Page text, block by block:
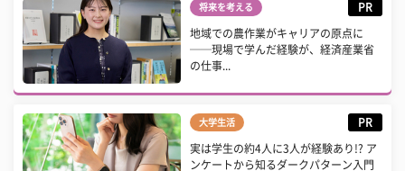
将来を考える PR
地域での農作業がキャリアの原点に
──現場で学んだ経験が、経済産業省
の仕事...
大学生活 PR
実は学生の約4人に3人が経験あり!? ア
ンケートから知るダークパターン入門